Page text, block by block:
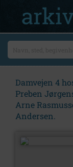
Damvejen 4
Preben
Arne
Andersen.